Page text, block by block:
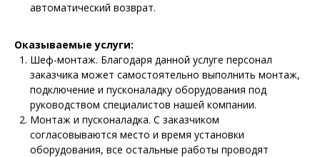
автоматический возврат.
Оказываемые услуги:
Шеф-монтаж. Благодаря данной услуге персонал
заказчика может самостоятельно выполнить монтаж,
подключение и пусконаладку оборудования под
руководством специалистов нашей компании.
Монтаж и пусконаладка. С заказчиком
согласовываются место и время установки
оборудования, все остальные работы проводят